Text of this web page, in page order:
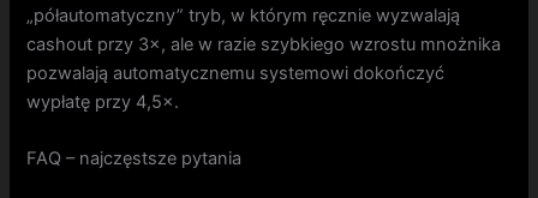
„półautomatyczny” tryb, w którym ręcznie wyzwalają
cashout przy 3×, ale w razie szybkiego wzrostu mnożnika
pozwalają automatycznemu systemowi dokończyć
wypłatę przy 4,5×.
FAQ – najczęstsze pytania